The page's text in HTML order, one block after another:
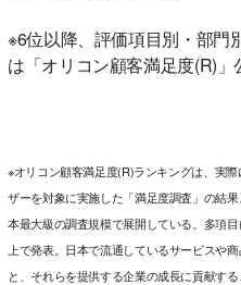
※6位以降、評価項目別・部門
は「オリコン顧客満足度(R)」
※オリコン顧客満足度(R)ランキングは、実
ザーを対象に実施した「満足度調査」の結
本最大級の調査規模で展開している。多項
上で発表。日本で流通しているサービスや
と、それらを提供する企業の成長に貢献する